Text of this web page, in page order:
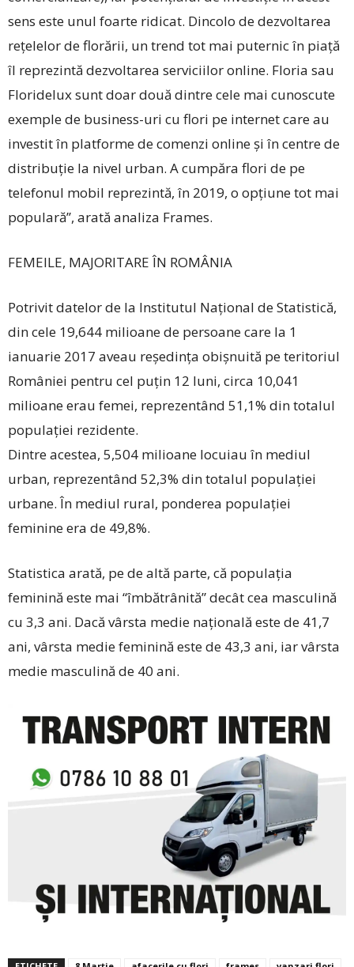
sens este unul foarte ridicat. Dincolo de dezvoltarea
rețelelor de florării, un trend tot mai puternic în piață
îl reprezintă dezvoltarea serviciilor online. Floria sau
Floridelux sunt doar două dintre cele mai cunoscute
exemple de business-uri cu flori pe internet care au
investit în platforme de comenzi online și în centre de
distribuție la nivel urban. A cumpăra flori de pe
telefonul mobil reprezintă, în 2019, o opțiune tot mai
populară’’, arată analiza Frames.
FEMEILE, MAJORITARE ÎN ROMÂNIA
Potrivit datelor de la Institutul Național de Statistică,
din cele 19,644 milioane de persoane care la 1
ianuarie 2017 aveau reşedinţa obişnuită pe teritoriul
României pentru cel puţin 12 luni, circa 10,041
milioane erau femei, reprezentând 51,1% din totalul
populaţiei rezidente.
Dintre acestea, 5,504 milioane locuiau în mediul
urban, reprezentând 52,3% din totalul populaţiei
urbane. În mediul rural, ponderea populaţiei
feminine era de 49,8%.
Statistica arată, pe de altă parte, că populaţia
feminină este mai “îmbătrânită” decât cea masculină
cu 3,3 ani. Dacă vârsta medie naţională este de 41,7
ani, vârsta medie feminină este de 43,3 ani, iar vârsta
medie masculină de 40 ani.